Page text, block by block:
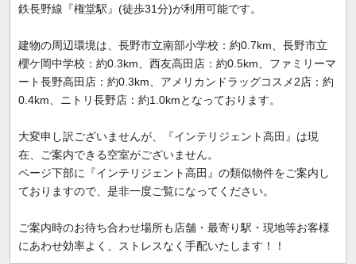
鉄長野線『権堂駅』(徒歩31分)が利用可能です。
建物の周辺環境は、長野市立南部小学校：約0.7km、長野市立
櫻ケ岡中学校：約0.3km、西友高田店：約0.5km、ファミリーマ
ート長野高田店：約0.3km、アメリカンドラッグコスメ2店：約
0.4km、ニトリ長野店：約1.0kmとなっております。
大変申し訳ございませんが、『インテリジェント高田』は現
在、ご案内できる空室がございません。
ページ下部に『インテリジェント高田』の類似物件をご案内し
ておりますので、是非一度ご覧になってください。
ご案内時のお待ち合わせ場所も店舗・最寄り駅・現地等お客様
にあわせ効率よく、ストレスなく手配いたします！！